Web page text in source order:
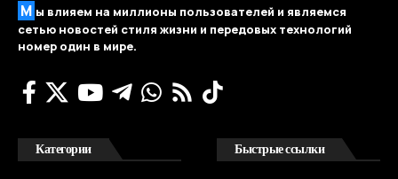
М ы влияем на миллионы пользователей и являемся
сетью новостей стиля жизни и передовых технологий
номер один в мире.
Категории Быстрые ссылки